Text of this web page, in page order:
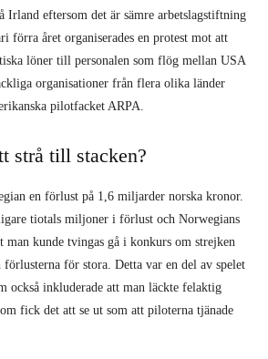
Irland eftersom det är sämre arbetslagstiftning
förra året organiserades en protest mot att
löner till personalen som flög mellan USA
organisationer från flera olika länder
pilotfacket ARPA.
strå till stacken?
en förlust på 1,6 miljarder norska kronor.
tiotals miljoner i förlust och Norwegians
man kunde tvingas gå i konkurs om strejken
för stora. Detta var en del av spelet
också inkluderade att man läckte felaktig
fick det att se ut som att piloterna tjänade